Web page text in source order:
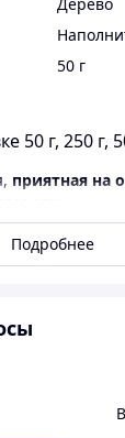
50 г
50 г, 250 г,
приятная на
≈ 4 мм
Подробнее